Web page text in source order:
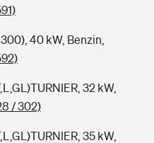
40 kW, Benzin,
32 kW,
/ 302)
35 kW,